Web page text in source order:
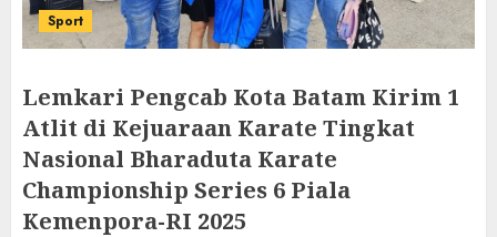
Sport
Lemkari Pengcab Kota Batam Kirim 1
Atlit di Kejuaraan Karate Tingkat
Nasional Bharaduta Karate
Championship Series 6 Piala
Kemenpora-RI 2025